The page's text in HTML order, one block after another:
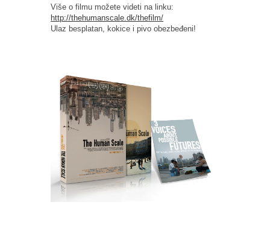
Više o filmu možete videti na linku:
http://thehumanscale.dk/thefilm/
Ulaz besplatan, kokice i pivo obezbeđeni!